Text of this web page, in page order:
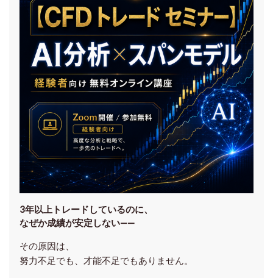
3年以上トレードしているのに、
なぜか成績が安定しない——
その原因は、
努力不足でも、才能不足でもありません。